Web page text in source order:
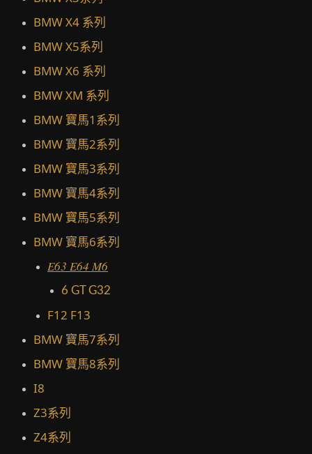
BMW X4 系列
BMW X5系列
BMW X6 系列
BMW XM 系列
BMW 寶馬1系列
BMW 寶馬2系列
BMW 寶馬3系列
BMW 寶馬4系列
BMW 寶馬5系列
BMW 寶馬6系列
E63 E64 M6
6 GT G32
F12 F13
BMW 寶馬7系列
BMW 寶馬8系列
I8
Z3系列
Z4系列